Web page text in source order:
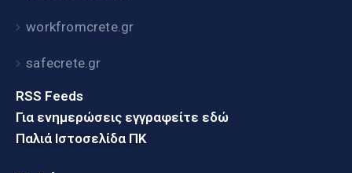
workfromcrete.gr
safecrete.gr
RSS Feeds
Για ενημερώσεις εγγραφείτε εδώ
Παλιά Ιστοσελίδα ΠΚ